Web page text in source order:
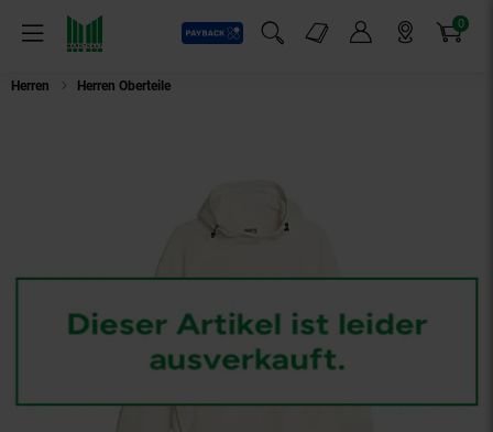
Menü
Payback
Suchfeld einblenden
Markt-Angebote 0
Artikel
Herren Herren Oberteile